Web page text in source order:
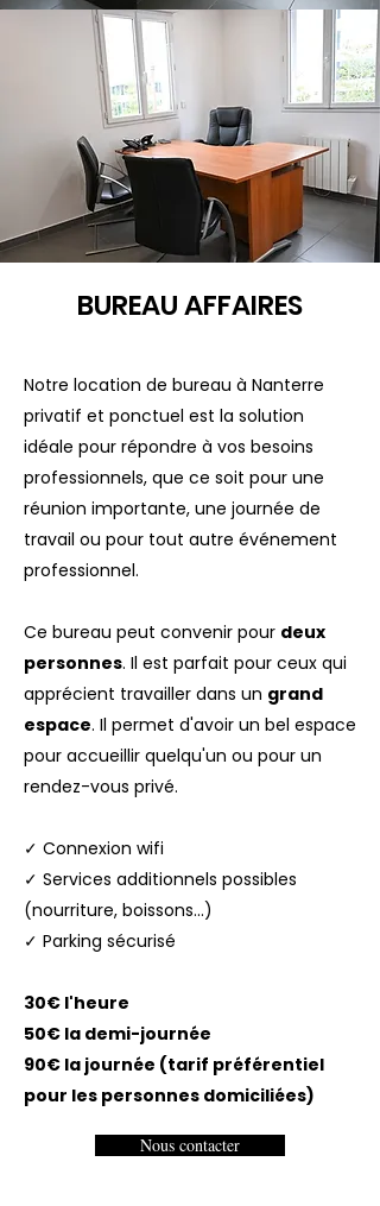
BUREAU AFFAIRES
Notre location de bureau à Nanterre
privatif et ponctuel est la solution
idéale pour répondre à vos besoins
professionnels, que ce soit pour une
réunion importante, une journée de
travail ou pour tout autre événement
professionnel.
Ce bureau peut convenir pour deux
personnes. Il est parfait pour ceux qui
apprécient travailler dans un grand
espace. Il permet d'avoir un bel espace
pour accueillir quelqu'un ou pour un
rendez-vous privé.
✓ Connexion wifi
✓ Services additionnels possibles
(nourriture, boissons...)
✓ Parking sécurisé
30€ l'heure
50€ la demi-journée
90€ la journée (tarif préférentiel
pour les personnes domiciliées)
Nous contacter